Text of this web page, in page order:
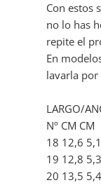
Con estos
no lo has
repite el
En
lavarla por
LARGO/
Nº CM CM
18 12,6 5,1
19 12,8 5,3
20 13,5 5,4